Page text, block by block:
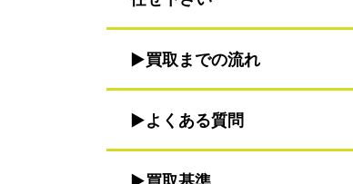
買取までの流れ
よくある質問